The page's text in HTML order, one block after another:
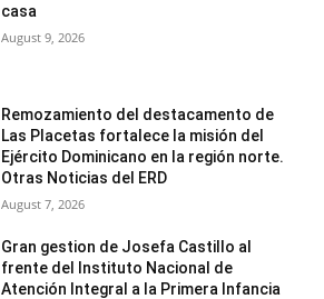
casa
August 9, 2026
Remozamiento del destacamento de
Las Placetas fortalece la misión del
Ejército Dominicano en la región norte.
Otras Noticias del ERD
August 7, 2026
Gran gestion de Josefa Castillo al
frente del Instituto Nacional de
Atención Integral a la Primera Infancia